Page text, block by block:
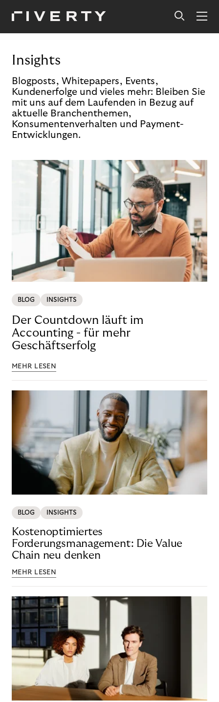
Insights
Blogposts, Whitepapers, Events,
Kundenerfolge und vieles mehr: Bleiben Sie
mit uns auf dem Laufenden in Bezug auf
aktuelle Branchenthemen,
Konsumentenverhalten und Payment-
Entwicklungen.
BLOG INSIGHTS
Der Countdown läuft im
Accounting - für mehr
Geschäftserfolg
MEHR LESEN
BLOG INSIGHTS
Kostenoptimiertes
Forderungsmanagement: Die Value
Chain neu denken
MEHR LESEN